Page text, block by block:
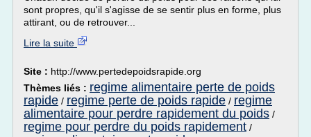
sont propres, qu'il s'agisse de se sentir plus en forme, plus
attirant, ou de retrouver...
Lire la suite
Site : http://www.pertedepoidsrapide.org
Thèmes liés : regime alimentaire perte de poids
rapide / regime perte de poids rapide / regime
alimentaire pour perdre rapidement du poids /
regime pour perdre du poids rapidement /